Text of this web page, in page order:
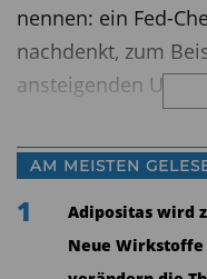
nennen: ein Fed-
nachdenkt, zum
ansteigenden US-
noch der zurzeit
Indikator für einen
dann ist da noch
wirtschaftliche
diese Sicht der
AM MEISTEN
1
Adipositas wird
Neue Wirkstoffe